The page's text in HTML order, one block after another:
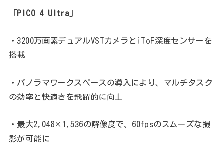
「PICO 4 Ultra」
・3200万画素デュアルVSTカメラとiToF深度センサーを
搭載
・パノラマワークスペースの導入により、マルチタスク
の効率と快適さを飛躍的に向上
・最大2,048×1,536の解像度で、60fpsのスムーズな撮
影が可能に